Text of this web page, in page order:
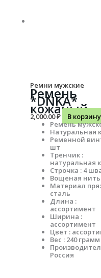
Ремни мужские
Ремень
*DNKA*
кожаный
2,000.00₽
В корзину
Ремень
Натуральная
Ременной
шт
Тренчик :
натуральная
Строчка : 4
Вощеная нить
Материал
сталь
Длина :
ассортимент
Ширина :
ассортимент
Цвет :
Вес : 240 грамм
Россия